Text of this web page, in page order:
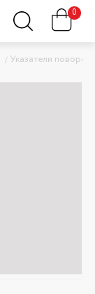
0
Указатели